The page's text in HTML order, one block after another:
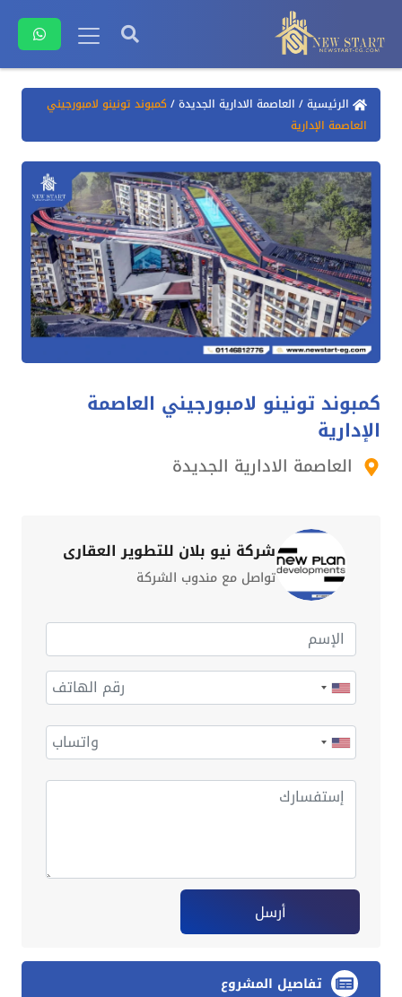
الرئيسية/ العاصمة الادارية الجديدة/كمبوند تونينو لامبورجيني
العاصمة الإدارية
كمبوند تونينو لامبورجيني العاصمة
الإدارية
العاصمة الادارية الجديدة
شركة نيو بلان للتطوير العقاري
تواصل مع مندوب الشركة
أرسل
تفاصيل المشروع